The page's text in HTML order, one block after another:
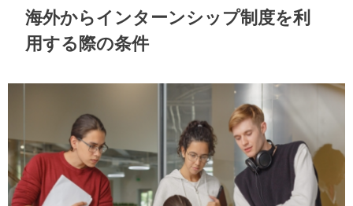
海外からインターンシップ制度を利
用する際の条件